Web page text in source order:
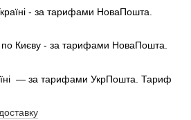
- за тарифами НоваПошта.
Києву - за тарифами НоваПошта.
— за тарифами УкрПошта. Тариф